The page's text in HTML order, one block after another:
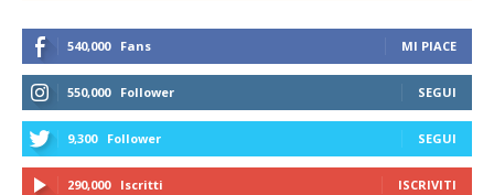
540,000 Fans MI PIACE
550,000 Follower SEGUI
9,300 Follower SEGUI
290,000 Iscritti ISCRIVITI